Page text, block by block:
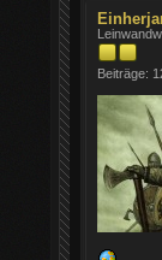
Beiträge: